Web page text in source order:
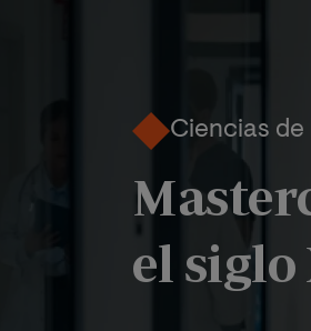
Ciencias de
el siglo